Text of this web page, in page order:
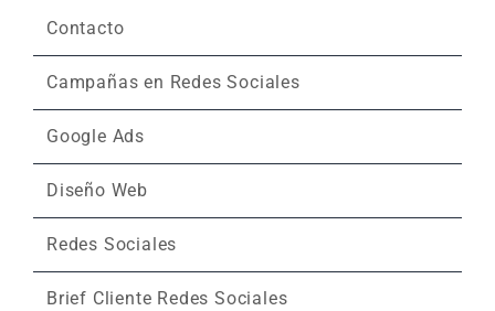
Contacto
Campañas en Redes Sociales
Google Ads
Diseño Web
Redes Sociales
Brief Cliente Redes Sociales